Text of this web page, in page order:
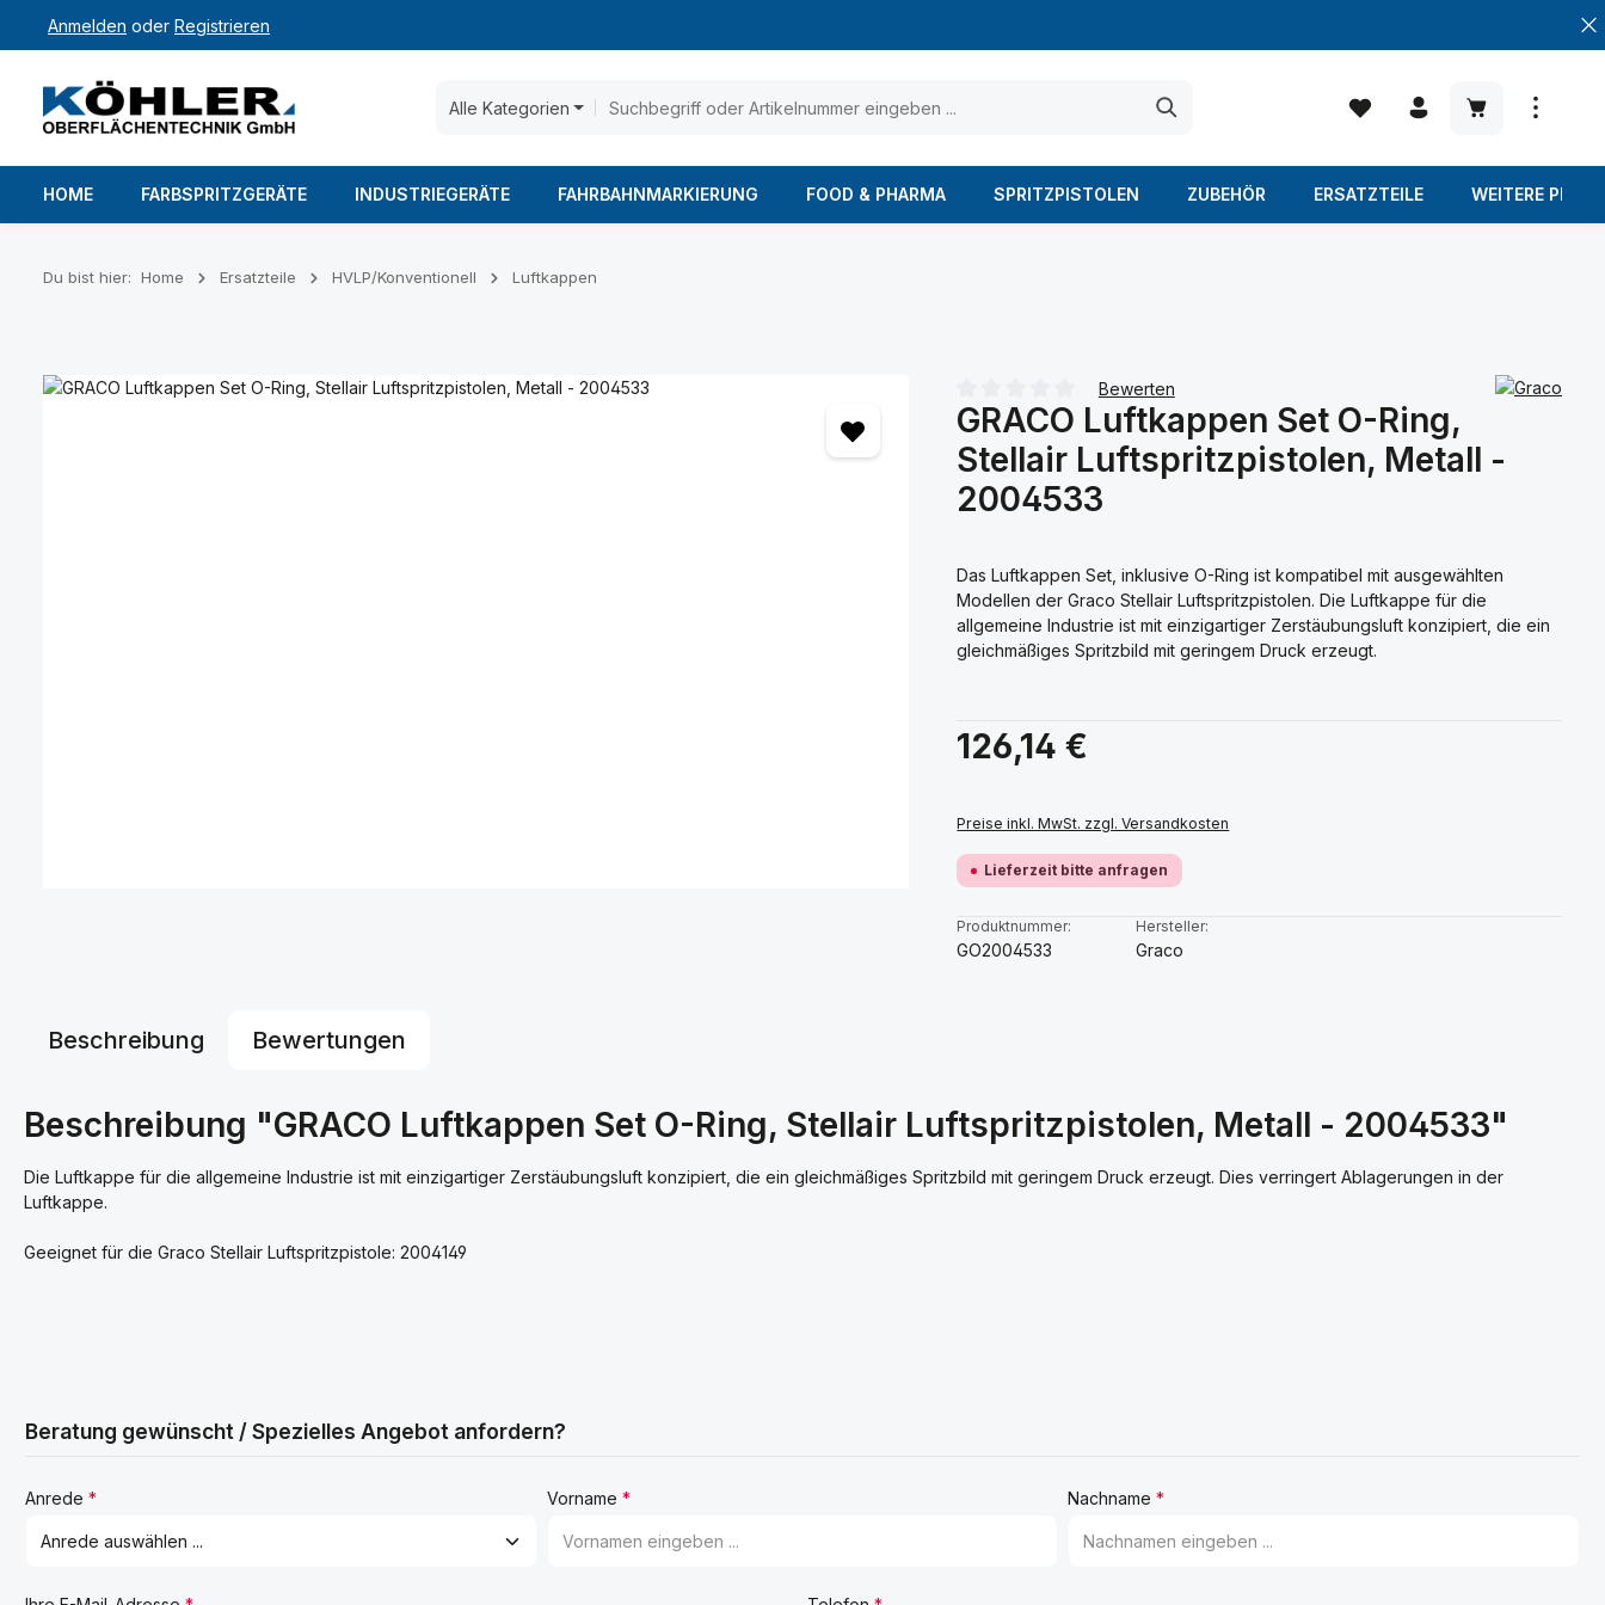
Hauptinhalt springen
Zur Suche springen
Zur Hauptnavigation springen
Anmelden oder Registrieren
Alle Kategorien
Warenkorb
HOME FARBSPRITZGERÄTE INDUSTRIEGERÄTE FAHRBAHNMARKIERUNG FOOD & PHARMA SPRITZPISTOLEN ZUBEHÖR ERSATZTEILE WEITERE
Du bist hier: Home Ersatzteile HVLP/Konventionell Luftkappen
Bildergalerie überspringen
Durchschnittliche Bewertung von 0 von 5 Sternen
Bewerten
GRACO Luftkappen Set O-Ring,
Stellair Luftspritzpistolen, Metall -
2004533
Das Luftkappen Set, inklusive O-Ring ist kompatibel mit ausgewählten
Modellen der Graco Stellair Luftspritzpistolen. Die Luftkappe für die
allgemeine Industrie ist mit einzigartiger Zerstäubungsluft konzipiert, die ein
gleichmäßiges Spritzbild mit geringem Druck erzeugt.
Regulärer Preis:
126,14 €
Preise inkl. MwSt. zzgl. Versandkosten
Lieferzeit bitte anfragen
Produktnummer:
GO2004533
Hersteller:
Graco
Beschreibung Bewertungen
Beschreibung "GRACO Luftkappen Set O-Ring, Stellair Luftspritzpistolen, Metall - 2004533"
Die Luftkappe für die allgemeine Industrie ist mit einzigartiger Zerstäubungsluft konzipiert, die ein gleichmäßiges Spritzbild mit geringem Druck erzeugt. Dies verringert Ablagerungen in der
Luftkappe.
Geeignet für die Graco Stellair Luftspritzpistole: 2004149
Beratung gewünscht / Spezielles Angebot anfordern?
Anrede * Vorname * Nachname*